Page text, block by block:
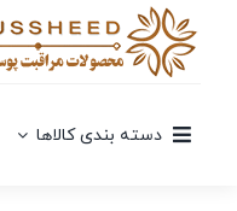
دسته بندی کالاها